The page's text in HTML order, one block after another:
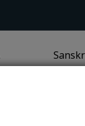
/ SEA GO TO